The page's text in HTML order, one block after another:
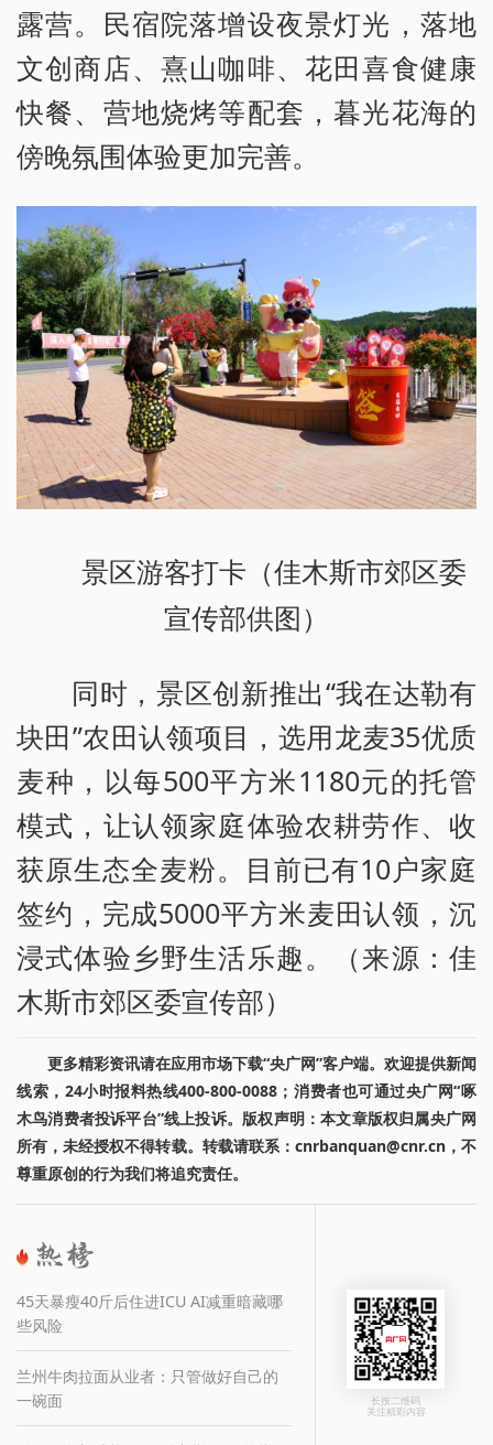
露营。民宿院落增设夜景灯光，落地
文创商店、熹山咖啡、花田喜食健康
快餐、营地烧烤等配套，暮光花海的
傍晚氛围体验更加完善。
景区游客打卡（佳木斯市郊区委
宣传部供图）
同时，景区创新推出“我在达勒有
块田”农田认领项目，选用龙麦35优质
麦种，以每500平方米1180元的托管
模式，让认领家庭体验农耕劳作、收
获原生态全麦粉。目前已有10户家庭
签约，完成5000平方米麦田认领，沉
浸式体验乡野生活乐趣。（来源：佳
木斯市郊区委宣传部）
更多精彩资讯请在应用市场下载“央广网”客户端。欢迎提供新闻
线索，24小时报料热线400-800-0088；消费者也可通过央广网“啄
木鸟消费者投诉平台”线上投诉。版权声明：本文章版权归属央广网
所有，未经授权不得转载。转载请联系：cnrbanquan@cnr.cn，不
尊重原创的行为我们将追究责任。
45天暴瘦40斤后住进ICU AI减重暗藏哪
些风险
兰州牛肉拉面从业者：只管做好自己的
一碗面
长按二维码
关注精彩内容